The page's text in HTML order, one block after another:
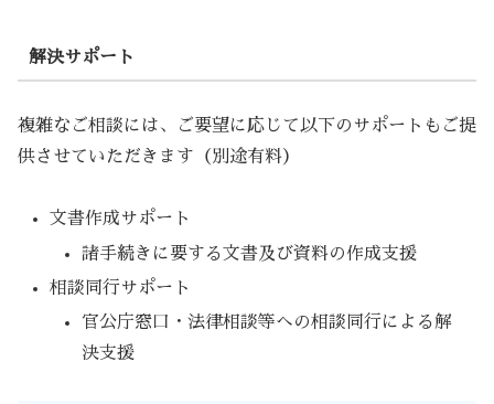
解決サポート
複雑なご相談には、ご要望に応じて以下のサポートもご提
供させていただきます（別途有料）
文書作成サポート
諸手続きに要する文書及び資料の作成支援
相談同行サポート
官公庁窓口・法律相談等への相談同行による解
決支援